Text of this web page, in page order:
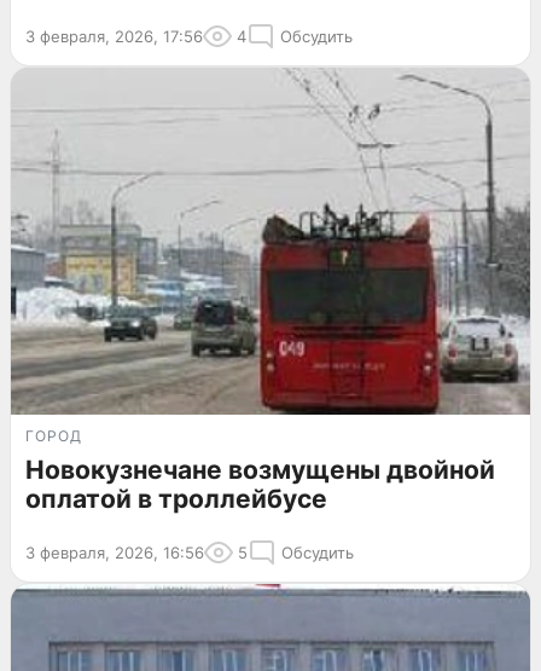
3 февраля, 2026, 17:56 4 Обсудить
ГОРОД
Новокузнечане возмущены двойной
оплатой в троллейбусе
3 февраля, 2026, 16:56 5 Обсудить